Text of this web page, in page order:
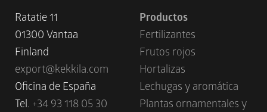
Ratatie 11
01300 Vantaa
Finland
export@kekkila.com
Oficina de España
Tel. +34 93 118 05 30
Productos
Fertilizantes
Frutos rojos
Hortalizas
Lechugas y aromática
Plantas ornamentales y